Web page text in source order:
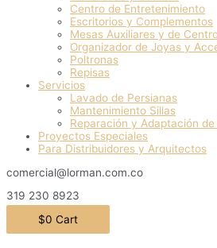
Centro de Entretenimiento
Escritorios y Complementos
Mesas Auxiliares y de
Organizador de Joyas y
Poltronas
Repisas
Servicios
Lavado de Persianas
Mantenimiento Sillas
Reparación y Adaptación
Proyectos Especiales
Para Distribuidores y Arquitectos
comercial@lorman.com.co
319 230 8923
$0 Cart